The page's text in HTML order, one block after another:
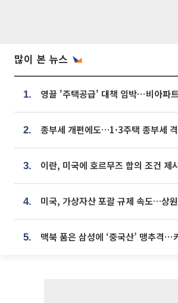
많이 본 뉴스
1.
2.
3.
4.
5.